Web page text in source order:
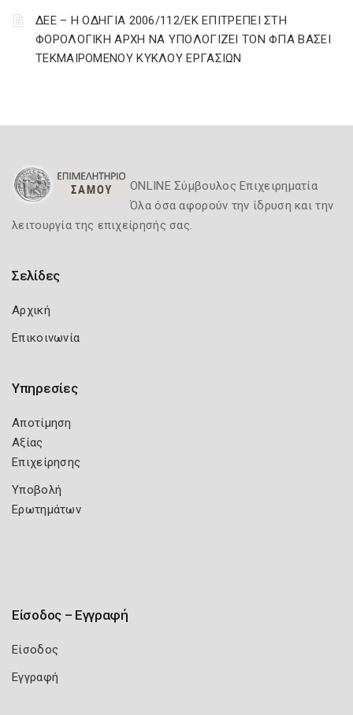
ΔΕΕ – Η ΟΔΗΓΙΑ 2006/112/ΕΚ ΕΠΙΤΡΕΠΕΙ ΣΤΗ
ΦΟΡΟΛΟΓΙΚΗ ΑΡΧΗ ΝΑ ΥΠΟΛΟΓΙΖΕΙ ΤΟΝ ΦΠΑ ΒΑΣΕΙ
ΤΕΚΜΑΙΡΟΜΕΝΟΥ ΚΥΚΛΟΥ ΕΡΓΑΣΙΩΝ
ONLINE Σύμβουλος Επιχειρηματία
Όλα όσα αφορούν την ίδρυση και την
λειτουργία της επιχείρησής σας.
Σελίδες
Αρχική
Επικοινωνία
Υπηρεσίες
Αποτίμηση
Αξίας
Επιχείρησης
Υποβολή
Ερωτημάτων
Είσοδος – Εγγραφή
Είσοδος
Εγγραφή